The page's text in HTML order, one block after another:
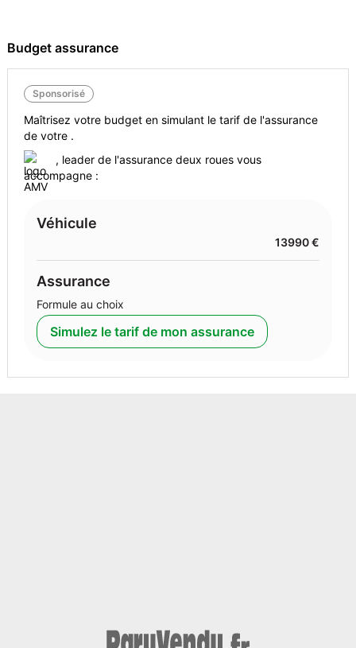
Budget assurance
Sponsorisé
Maîtrisez votre budget en simulant le tarif de l'assurance
de votre .
, leader de l'assurance deux roues vous
accompagne :
Véhicule
13990 €
Assurance
Formule au choix
Simulez le tarif de mon assurance